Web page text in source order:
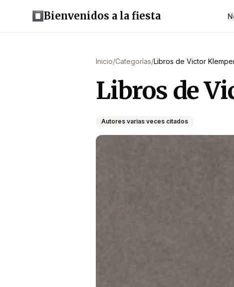
Bienvenidos a la fiesta
Inicio/Categorías/Libros de Victor
Libros de
Autores varias veces citados